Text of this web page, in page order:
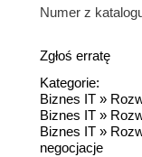
Numer z
Zgłoś erratę
Kategorie:
Biznes IT »
Biznes IT »
Biznes IT »
negocjacje